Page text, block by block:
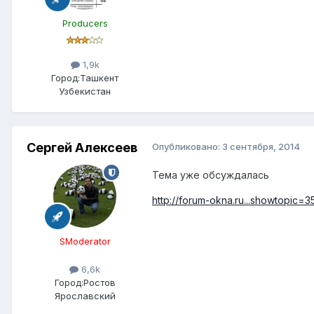
Producers
1,9k
Город:Ташкент
Узбекистан
Сергей Алексеев
SModerator
6,6k
Город:Ростов
Ярославский
Опубликовано: 3 сентября, 2014
Тема уже обсуждалась
http://forum-